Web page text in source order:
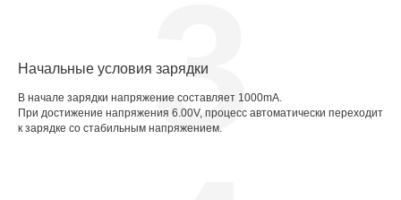
Начальные условия зарядки
В начале зарядки напряжение составляет 1000mA.
При достижение напряжения 6.00V, процесс автоматически переходит
к зарядке со стабильным напряжением.
3